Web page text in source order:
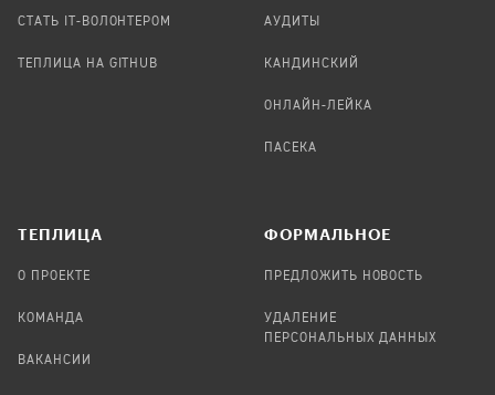
СТАТЬ IT-ВОЛОНТЕРОМ
ТЕПЛИЦА НА GITHUB
АУДИТЫ
КАНДИНСКИЙ
ОНЛАЙН-ЛЕЙКА
ПАСЕКА
TЕПЛИЦА
О ПРОЕКТЕ
КОМАНДА
ВАКАНСИИ
ФОРМАЛЬНОЕ
ПРЕДЛОЖИТЬ НОВОСТЬ
УДАЛЕНИЕ
ПЕРСОНАЛЬНЫХ ДАННЫХ